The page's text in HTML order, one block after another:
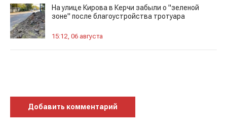
На улице Кирова в Керчи забыли о "зеленой
зоне" после благоустройства тротуара
15:12, 06 августа
Добавить комментарий